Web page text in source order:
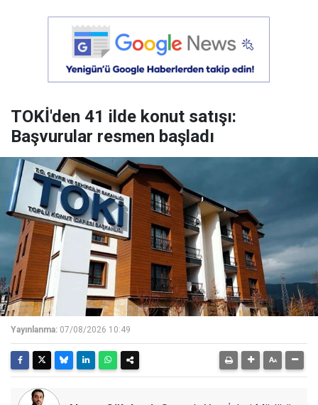
TOKİ'den 41 ilde konut satışı:
Başvurular resmen başladı
Yayınlanma: 07/08/2026 10:49